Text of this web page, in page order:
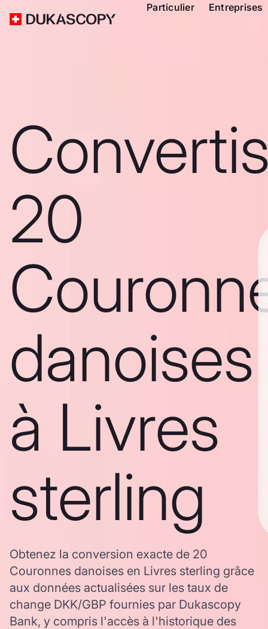
Particulier Entreprises
20
danoises
à Livres
sterling
Obtenez la conversion exacte de 20
Couronnes danoises en Livres sterling grâce
aux données actualisées sur les taux de
change DKK/GBP fournies par Dukascopy
Bank, y compris l'accès à l'historique des